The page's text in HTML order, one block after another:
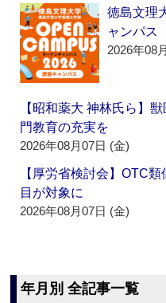
徳島文理
ャンパス
2026年08
【昭和薬大 神林氏ら】
門教育の充実を
2026年08月07日 (金)
【厚労省検討会】OTC
目が対象に
2026年08月07日 (金)
年月別 全記事一覧